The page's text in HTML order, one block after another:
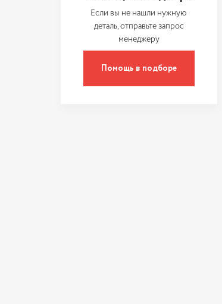
RENAULT
Rosteco
Если вы не нашли нужную
деталь, отправьте запрос
менеджеру
Помощь в подборе